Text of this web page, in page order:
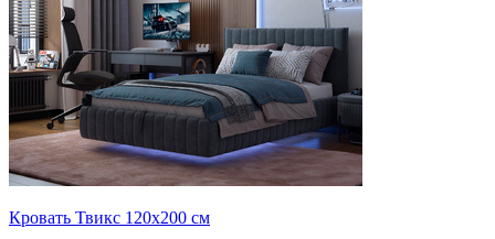
Кровать Твикс 120х200 см